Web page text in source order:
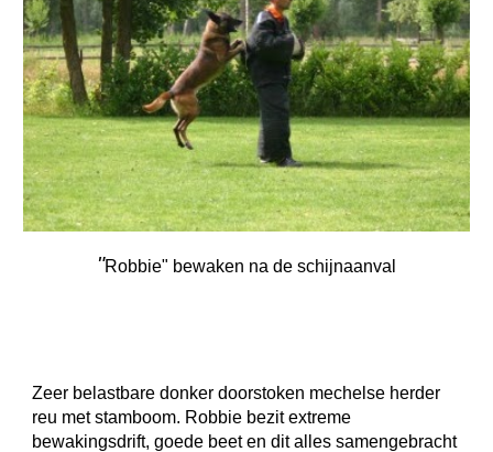
"Robbie" bewaken na de schijnaanval
Zeer belastbare donker doorstoken mechelse herder
reu met stamboom. Robbie bezit extreme
bewakingsdrift, goede beet en dit alles samengebracht